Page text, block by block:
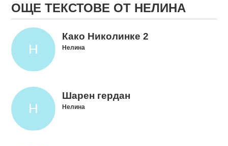
ОЩЕ ТЕКСТОВЕ ОТ НЕЛИНА
Како Николинке 2
Нелина
Шарен гердан
Нелина